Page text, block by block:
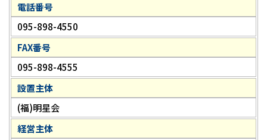
電話番号
095-898-4550
FAX番号
095-898-4555
設置主体
(福)明星会
経営主体